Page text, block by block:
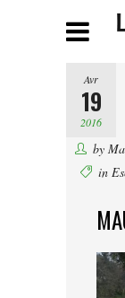
Avr
19
2016
by
in